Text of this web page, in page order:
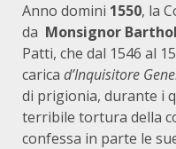
Anno domini 1550, la
da Monsignor
Patti, che dal 1546 al
carica d’Inquisitore
di prigionia, durante i
terribile tortura della
confessa in parte le